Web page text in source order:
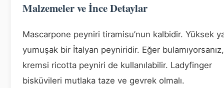
Malzemeler ve İnce Detaylar
Mascarpone peyniri tiramisu’nun kalbidir. Yüksek
yumuşak bir İtalyan peyniridir. Eğer bulamıyorsanız,
kremsi ricotta peyniri de kullanılabilir. Ladyfinger
bisküvileri mutlaka taze ve gevrek olmalı.